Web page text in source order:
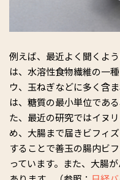
例えば、最近よく聞くよ
は、水溶性食物繊維の一
ウ、玉ねぎなどに多く含
は、糖質の最小単位であ
た、最近の研究ではイヌ
め、大腸まで届きビフィ
することで善玉の腸内ビ
っています。また、大腸